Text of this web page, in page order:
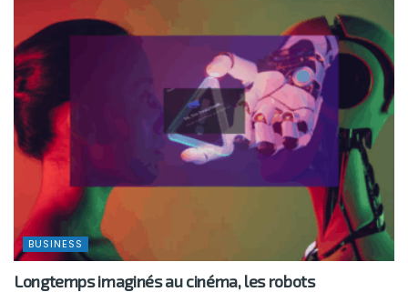
BUSINESS
Longtemps imaginés au cinéma, les robots